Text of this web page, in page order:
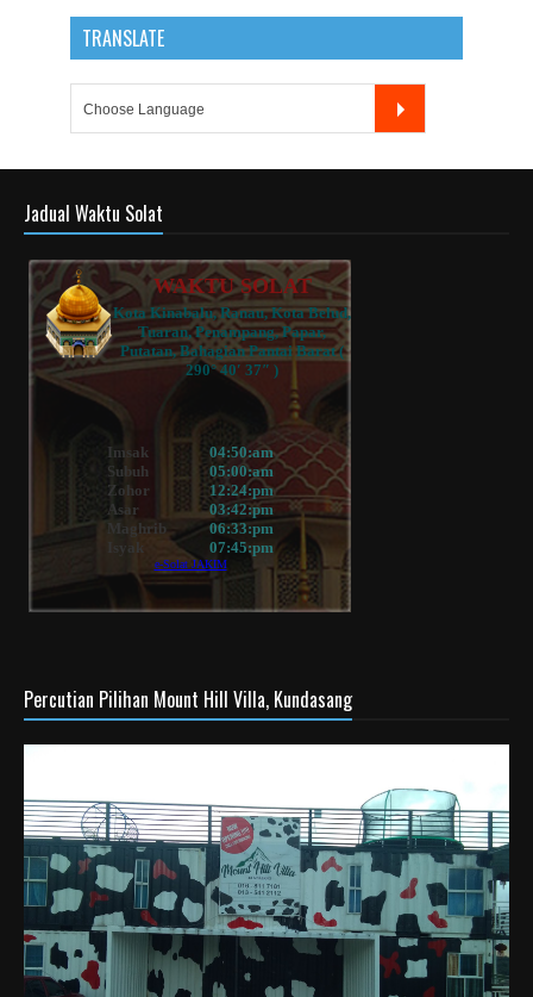
TRANSLATE
Jadual Waktu Solat
Percutian Pilihan Mount Hill Villa, Kundasang